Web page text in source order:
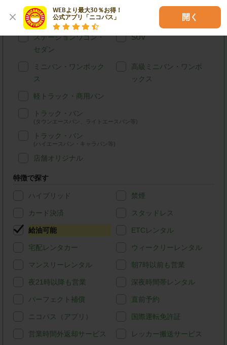
WEBより最大30％お得！
公式アプリ「ニコパス」
開く
軽自動車
ステーションワゴン・
セダン
SUV
ミニバン・ワンボック
ス
高級ミニバン・ワンボ
ックス
軽トラック・商用バン
トラック・バン
(タウンエースバン、ライトエースバン等)
トラック・バン
(ハイエースバン・キャラバン等)
店舗オリジナル
特徴で探す
ハイブリッド 禁煙
カード決済 スタッドレス
給油可能 ETCレンタル
宅配レンタカー ウィークリーレンタル
マンスリーレンタル 朝7時以前も営業
夜21時以降も営業 深夜時間帯レンタル
パーフェクト補償 直前予約
ニコパス（アプリ） 国際運転免許証
営業時間外返却サービス レッカー搬送サービス